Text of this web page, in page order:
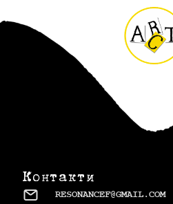
Контакти
RESONANCEF@GMAIL.COM